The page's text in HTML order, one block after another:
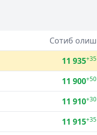
Сотиб олиш
11 935+35
11 900+50
11 910+30
11 915+35